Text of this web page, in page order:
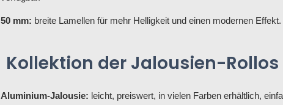
50 mm: breite Lamellen für mehr Helligkeit und einen modernen
Kollektion der Jalousien-
Aluminium-Jalousie: leicht, preiswert, in vielen Farben erhältlich,